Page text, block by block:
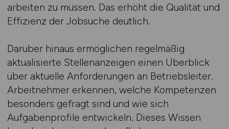
arbeiten zu müssen. Das erhöht die Qualität und
Effizienz der Jobsuche deutlich.
Darüber hinaus ermöglichen regelmäßig
aktualisierte Stellenanzeigen einen Überblick
über aktuelle Anforderungen an Betriebsleiter.
Arbeitnehmer erkennen, welche Kompetenzen
besonders gefragt sind und wie sich
Aufgabenprofile entwickeln. Dieses Wissen